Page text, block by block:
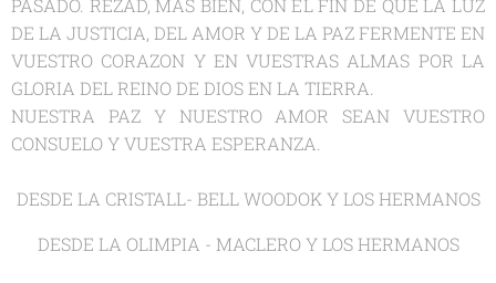
PASADO. REZAD, MAS BIEN, CON EL FIN DE QUE LA LUZ
DE LA JUSTICIA, DEL AMOR Y DE LA PAZ FERMENTE EN
VUESTRO CORAZON Y EN VUESTRAS ALMAS POR LA
GLORIA DEL REINO DE DIOS EN LA TIERRA.
NUESTRA PAZ Y NUESTRO AMOR SEAN VUESTRO
CONSUELO Y VUESTRA ESPERANZA.
DESDE LA CRISTALL- BELL WOODOK Y LOS HERMANOS
DESDE LA OLIMPIA - MACLERO Y LOS HERMANOS